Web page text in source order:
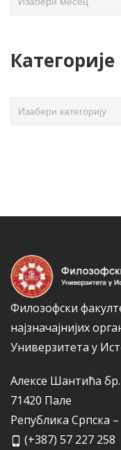
в
Категорије
Филозофски
најзначајнијих
Универзитета у
Алексе Шантића бр.
71420 Пале
Република Српска
(+387) 57 227 258